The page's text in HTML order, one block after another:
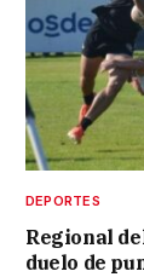
DEPORTES
Regional
duelo de